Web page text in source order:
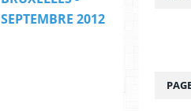
SEPTEMBRE 2012